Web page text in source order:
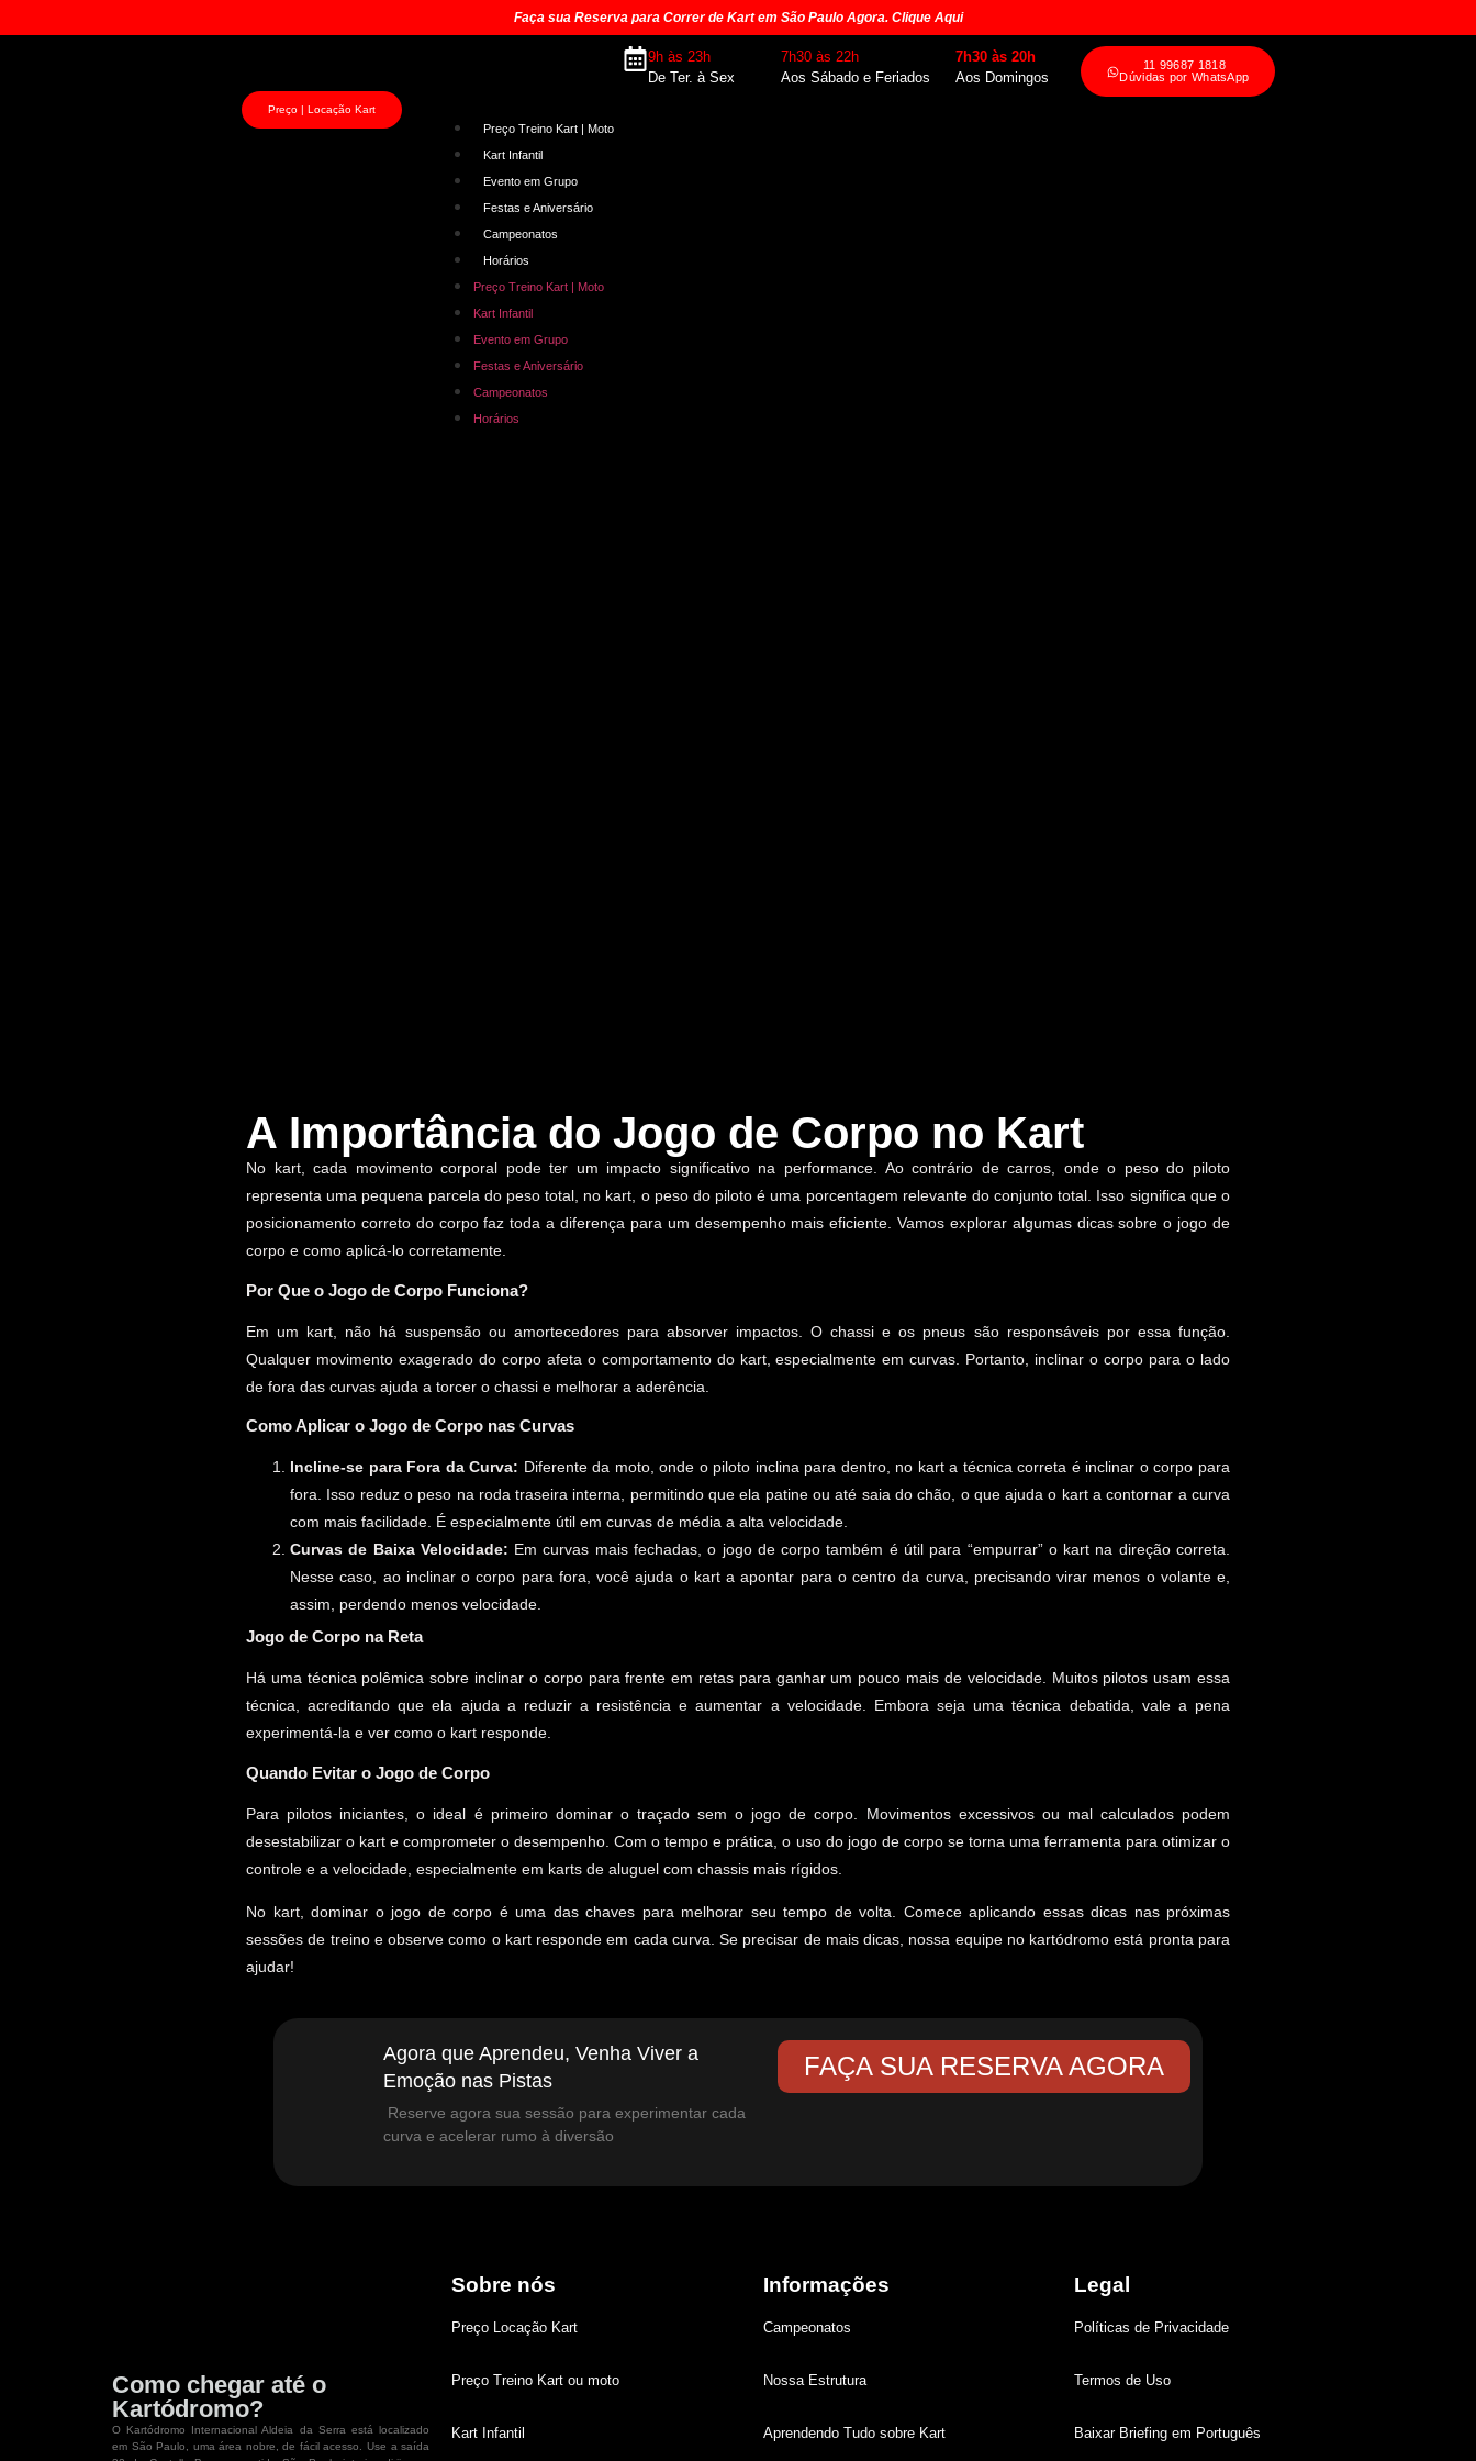
Faça sua Reserva para Correr de Kart em São Paulo Agora. Clique Aqui
9h às 23h
De Ter. à Sex
7h30 às 22h
Aos Sábado e Feriados
7h30 às 20h
Aos Domingos
11 99687 1818
Dúvidas por WhatsApp
Preço | Locação Kart
Preço Treino Kart | Moto
Kart Infantil
Evento em Grupo
Festas e Aniversário
Campeonatos
Horários
Preço Treino Kart | Moto
Kart Infantil
Evento em Grupo
Festas e Aniversário
Campeonatos
Horários
A Importância do Jogo de Corpo no Kart
No kart, cada movimento corporal pode ter um impacto significativo na performance. Ao contrário de carros, onde o peso do piloto
representa uma pequena parcela do peso total, no kart, o peso do piloto é uma porcentagem relevante do conjunto total. Isso significa que o
posicionamento correto do corpo faz toda a diferença para um desempenho mais eficiente. Vamos explorar algumas dicas sobre o jogo de
corpo e como aplicá-lo corretamente.
Por Que o Jogo de Corpo Funciona?
Em um kart, não há suspensão ou amortecedores para absorver impactos. O chassi e os pneus são responsáveis por essa função.
Qualquer movimento exagerado do corpo afeta o comportamento do kart, especialmente em curvas. Portanto, inclinar o corpo para o lado
de fora das curvas ajuda a torcer o chassi e melhorar a aderência.
Como Aplicar o Jogo de Corpo nas Curvas
Incline-se para Fora da Curva: Diferente da moto, onde o piloto inclina para dentro, no kart a técnica correta é inclinar o corpo para
fora. Isso reduz o peso na roda traseira interna, permitindo que ela patine ou até saia do chão, o que ajuda o kart a contornar a curva
com mais facilidade. É especialmente útil em curvas de média a alta velocidade.
Curvas de Baixa Velocidade: Em curvas mais fechadas, o jogo de corpo também é útil para “empurrar” o kart na direção correta.
Nesse caso, ao inclinar o corpo para fora, você ajuda o kart a apontar para o centro da curva, precisando virar menos o volante e,
assim, perdendo menos velocidade.
Jogo de Corpo na Reta
Há uma técnica polêmica sobre inclinar o corpo para frente em retas para ganhar um pouco mais de velocidade. Muitos pilotos usam essa
técnica, acreditando que ela ajuda a reduzir a resistência e aumentar a velocidade. Embora seja uma técnica debatida, vale a pena
experimentá-la e ver como o kart responde.
Quando Evitar o Jogo de Corpo
Para pilotos iniciantes, o ideal é primeiro dominar o traçado sem o jogo de corpo. Movimentos excessivos ou mal calculados podem
desestabilizar o kart e comprometer o desempenho. Com o tempo e prática, o uso do jogo de corpo se torna uma ferramenta para otimizar o
controle e a velocidade, especialmente em karts de aluguel com chassis mais rígidos.
No kart, dominar o jogo de corpo é uma das chaves para melhorar seu tempo de volta. Comece aplicando essas dicas nas próximas
sessões de treino e observe como o kart responde em cada curva. Se precisar de mais dicas, nossa equipe no kartódromo está pronta para
ajudar!
Agora que Aprendeu, Venha Viver a
Emoção nas Pistas
Reserve agora sua sessão para experimentar cada
curva e acelerar rumo à diversão
FAÇA SUA RESERVA AGORA
Como chegar até o
Kartódromo?
O Kartódromo Internacional Aldeia da Serra está localizado
em São Paulo, uma área nobre, de fácil acesso. Use a saída
Sobre nós
Preço Locação Kart
Preço Treino Kart ou moto
Kart Infantil
Informações
Campeonatos
Nossa Estrutura
Aprendendo Tudo sobre Kart
Legal
Políticas de Privacidade
Termos de Uso
Baixar Briefing em Português